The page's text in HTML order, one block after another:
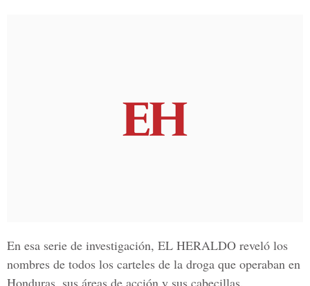
En esa serie de investigación, EL HERALDO reveló los
nombres de todos los carteles de la droga que operaban en
Honduras, sus áreas de acción y sus cabecillas.